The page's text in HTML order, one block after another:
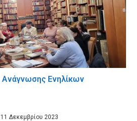
Ανάγνωσης Ενηλίκων
11 Δεκεμβρίου 2023